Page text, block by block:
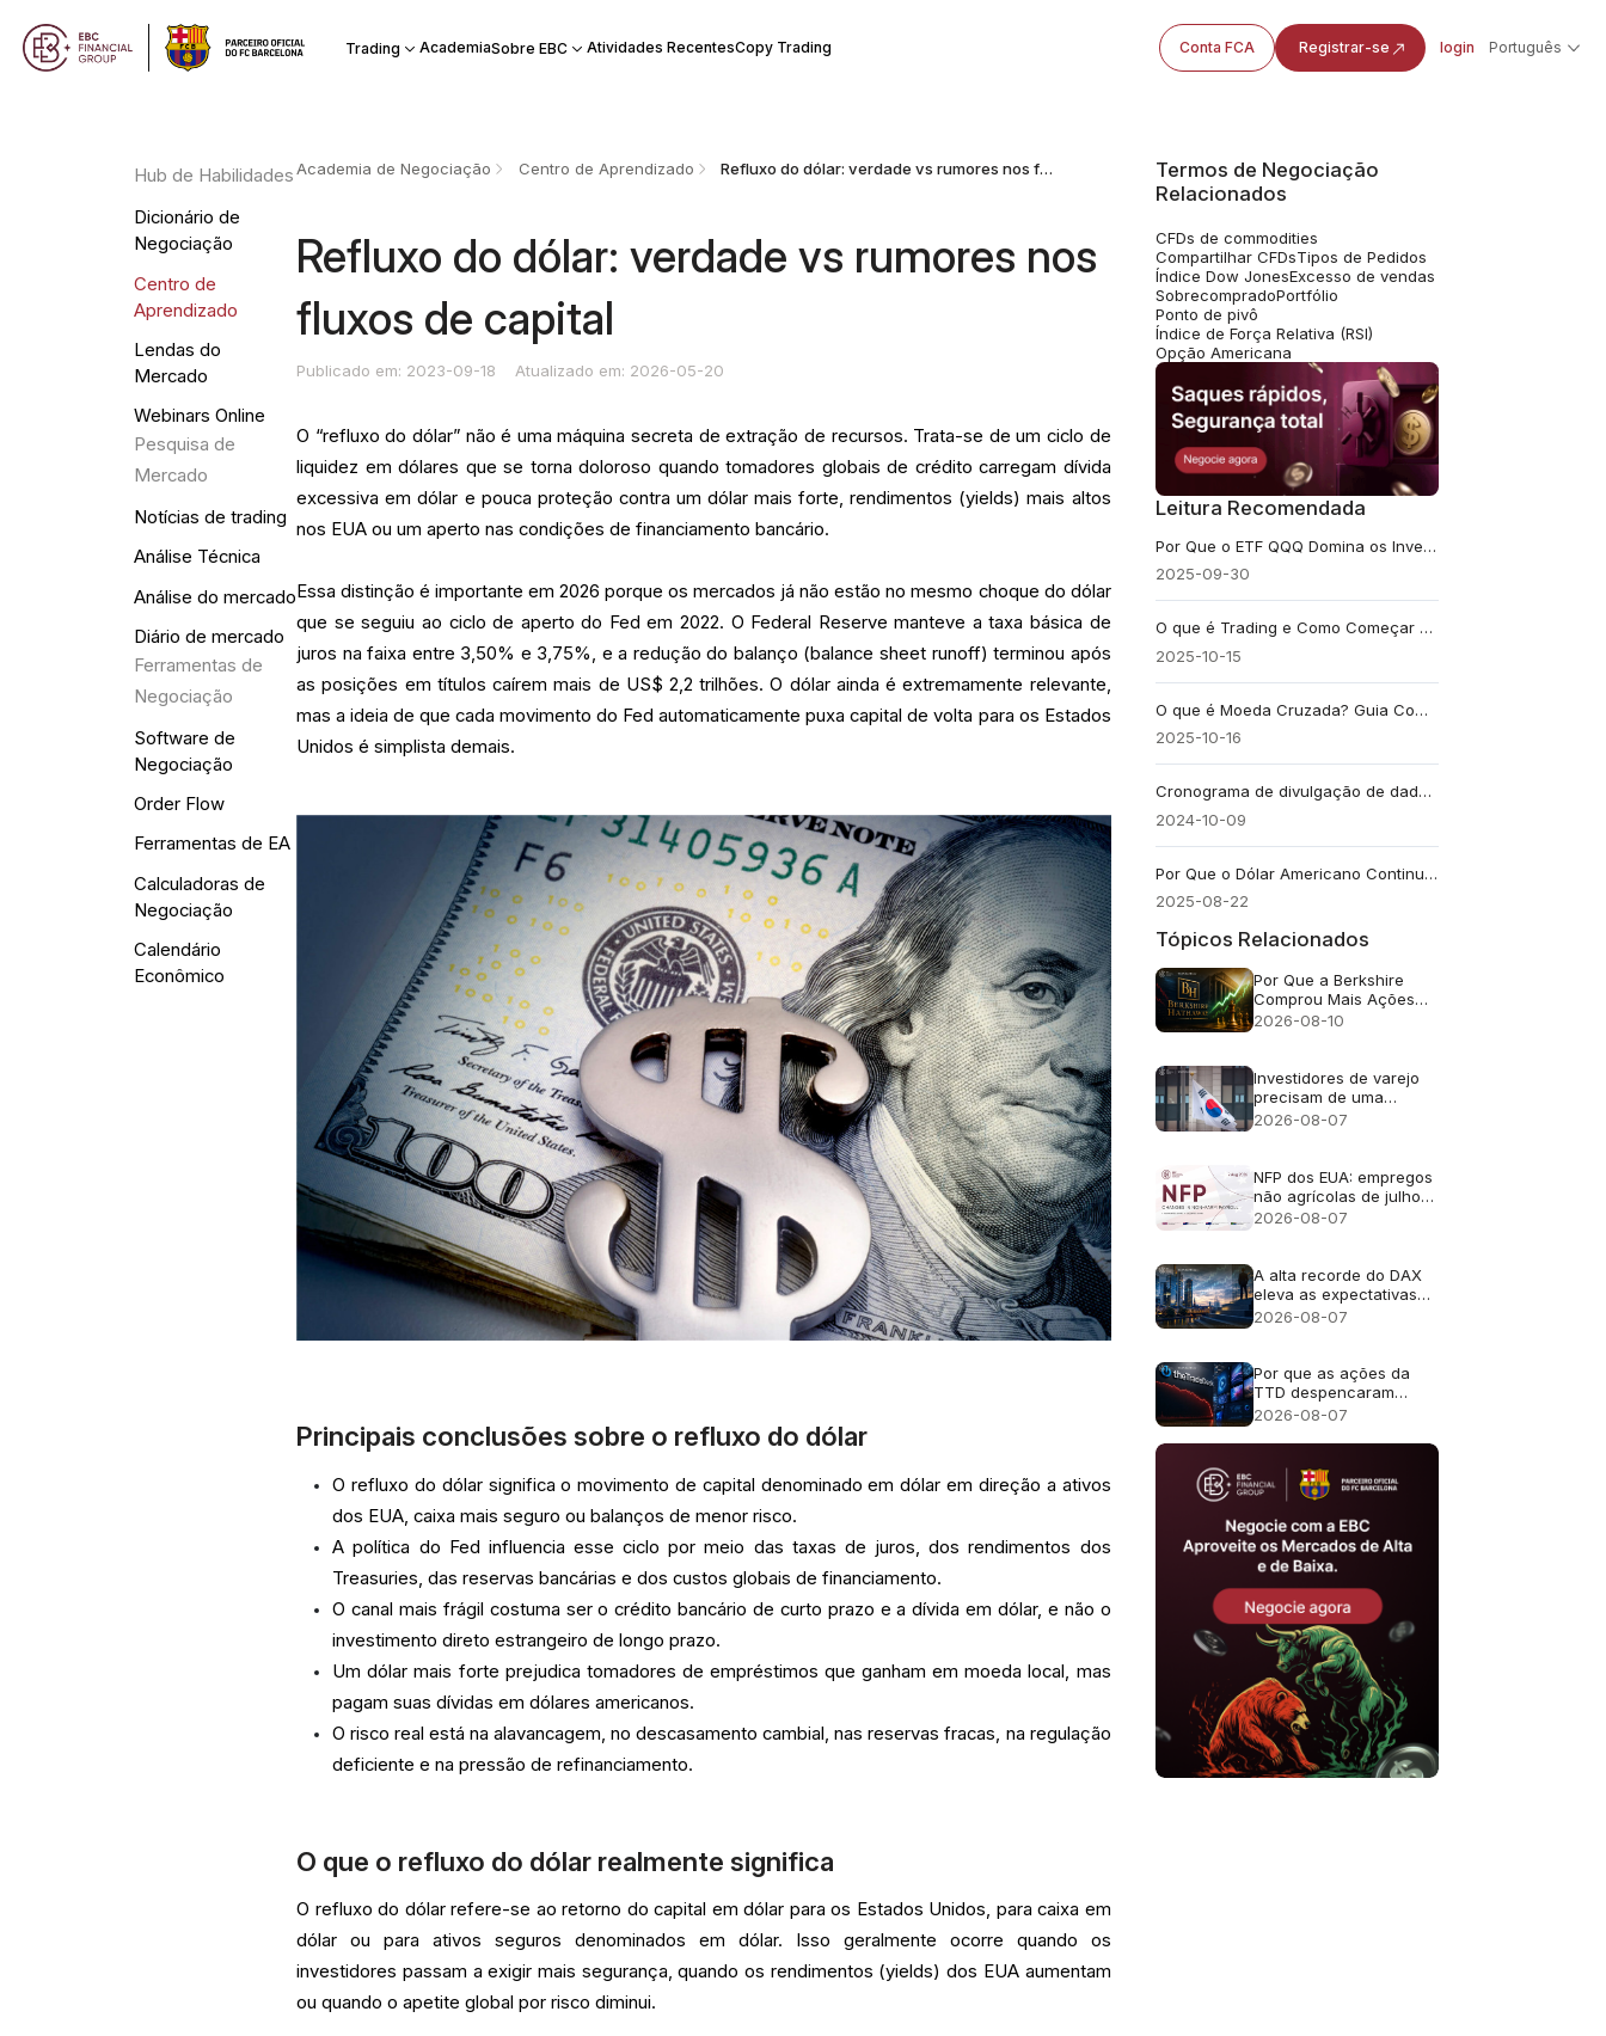
Trading AcademiaSobre EBC Atividades RecentesCopy Trading Conta FCA Registrar-se login Português
Hub de Habilidades
Dicionário de
Negociação
Centro de
Aprendizado
Lendas do
Mercado
Webinars Online
Pesquisa de
Mercado
Notícias de trading
Análise Técnica
Análise do mercado
Diário de mercado
Ferramentas de
Negociação
Software de
Negociação
Order Flow
Ferramentas de EA
Calculadoras de
Negociação
Calendário
Econômico
Academia de Negociação Centro de Aprendizado Refluxo do dólar: verdade vs rumores nos fluxos de capital
Refluxo do dólar: verdade vs rumores nos
fluxos de capital
Publicado em: 2023-09-18 Atualizado em: 2026-05-20
O “refluxo do dólar” não é uma máquina secreta de extração de recursos. Trata-se de um ciclo de
liquidez em dólares que se torna doloroso quando tomadores globais de crédito carregam dívida
excessiva em dólar e pouca proteção contra um dólar mais forte, rendimentos (yields) mais altos
nos EUA ou um aperto nas condições de financiamento bancário.
Essa distinção é importante em 2026 porque os mercados já não estão no mesmo choque do dólar
que se seguiu ao ciclo de aperto do Fed em 2022. O Federal Reserve manteve a taxa básica de
juros na faixa entre 3,50% e 3,75%, e a redução do balanço (balance sheet runoff) terminou após
as posições em títulos caírem mais de US$ 2,2 trilhões. O dólar ainda é extremamente relevante,
mas a ideia de que cada movimento do Fed automaticamente puxa capital de volta para os Estados
Unidos é simplista demais.
Principais conclusões sobre o refluxo do dólar
O refluxo do dólar significa o movimento de capital denominado em dólar em direção a ativos
dos EUA, caixa mais seguro ou balanços de menor risco.
A política do Fed influencia esse ciclo por meio das taxas de juros, dos rendimentos dos
Treasuries, das reservas bancárias e dos custos globais de financiamento.
O canal mais frágil costuma ser o crédito bancário de curto prazo e a dívida em dólar, e não o
investimento direto estrangeiro de longo prazo.
Um dólar mais forte prejudica tomadores de empréstimos que ganham em moeda local, mas
pagam suas dívidas em dólares americanos.
O risco real está na alavancagem, no descasamento cambial, nas reservas fracas, na regulação
deficiente e na pressão de refinanciamento.
O que o refluxo do dólar realmente significa
O refluxo do dólar refere-se ao retorno do capital em dólar para os Estados Unidos, para caixa em
dólar ou para ativos seguros denominados em dólar. Isso geralmente ocorre quando os
investidores passam a exigir mais segurança, quando os rendimentos (yields) dos EUA aumentam
ou quando o apetite global por risco diminui.
Termos de Negociação
Relacionados
CFDs de commodities
Compartilhar CFDsTipos de Pedidos
Índice Dow JonesExcesso de vendas
SobrecompradoPortfólio
Ponto de pivô
Índice de Força Relativa (RSI)
Opção Americana
Leitura Recomendada
Por Que o ETF QQQ Domina os Investimentos Pesados em Tecnologia
2025-09-30
O que é Trading e Como Começar a Negociar: Um Guia Passo a Passo para Iniciantes
2025-10-15
O que é Moeda Cruzada? Guia Completo Sobre Taxas e Negociação
2025-10-16
Cronograma de divulgação de dados da folha de pagamento não agrícola 2024
2024-10-09
Por Que o Dólar Americano Continua Sendo a Moeda Mais Forte do Mundo
2025-08-22
Tópicos Relacionados
Por Que a Berkshire
Comprou Mais Ações
Após 14 Trimestres de
2026-08-10
Investidores de varejo
precisam de uma
abordagem cuidadosa
da IA
2026-08-07
NFP dos EUA: empregos
não agrícolas de julho
de 2026 - Anterior: 57
2026-08-07
A alta recorde do DAX
eleva as expectativas
de lucros para as ações
2026-08-07
Por que as ações da
TTD despencaram
quase 30% após a
US$ 650 milhões?
2026-08-07